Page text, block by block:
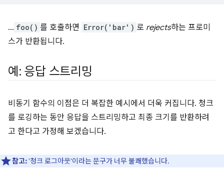
… foo() 를 호출하면 Error('bar') 로 rejects하는 프로미
스가 반환됩니다.
예: 응답 스트리밍
비동기 함수의 이점은 더 복잡한 예시에서 더욱 커집니다. 청크
를 로깅하는 동안 응답을 스트리밍하고 최종 크기를 반환하려
고 한다고 가정해 보겠습니다.
참고:'청크 로그아웃'이라는 문구가 너무 불쾌했습니다.